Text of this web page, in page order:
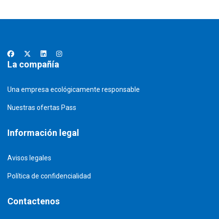
La compañía
Una empresa ecológicamente responsable
Nuestras ofertas Pass
Información legal
Avisos legales
Política de confidencialidad
Contactenos